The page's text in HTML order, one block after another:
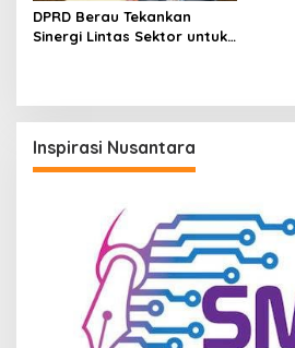
DPRD Berau Tekankan
Sinergi Lintas Sektor untuk
Inspirasi Nusantara